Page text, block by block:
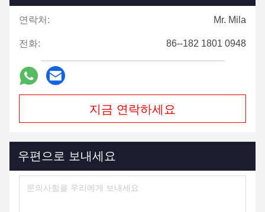
연락처: Mr. Mila
전화: 86--182 1801 0948
지금 연락하세요
우편으로 보내세요